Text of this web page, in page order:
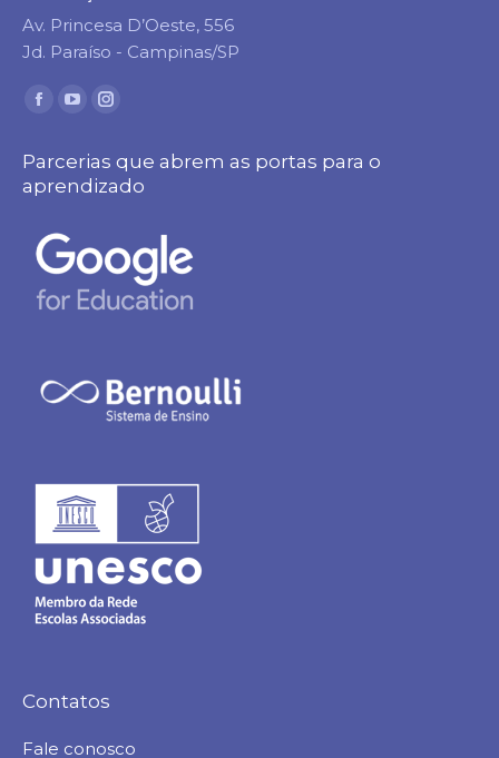
Av. Princesa D’Oeste, 556
Jd. Paraíso - Campinas/SP
Encontre-nos em:
Facebook
opens
in
window
YouTube
opens
in
window
Instagram
opens
in
window
Parcerias que abrem as portas para o
aprendizado
Contatos
Fale conosco